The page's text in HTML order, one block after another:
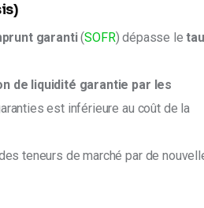
)
garanti (SOFR) dépasse le
de liquidité garantie par les
est inférieure au coût de la
teneurs de marché par de